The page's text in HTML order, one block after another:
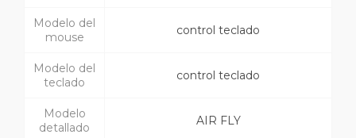
Modelo del
mouse
control teclado
Modelo del
teclado
control teclado
Modelo
detallado
AIR FLY